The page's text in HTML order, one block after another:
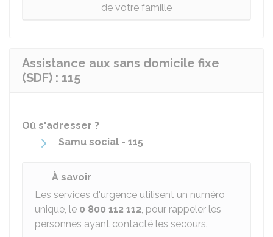
de votre famille
Assistance aux sans domicile fixe
(SDF) : 115
Où s'adresser ?
Samu social - 115
À savoir
Les services d'urgence utilisent un numéro
unique, le 0 800 112 112, pour rappeler les
personnes ayant contacté les secours.